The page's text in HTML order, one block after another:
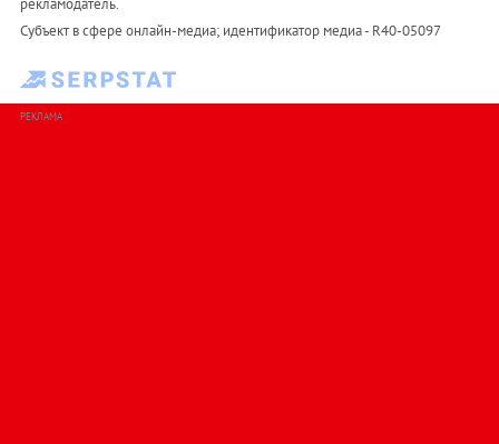
рекламодатель.
Субъект в сфере онлайн-медиа; идентификатор медиа - R40-05097
РЕКЛАМА